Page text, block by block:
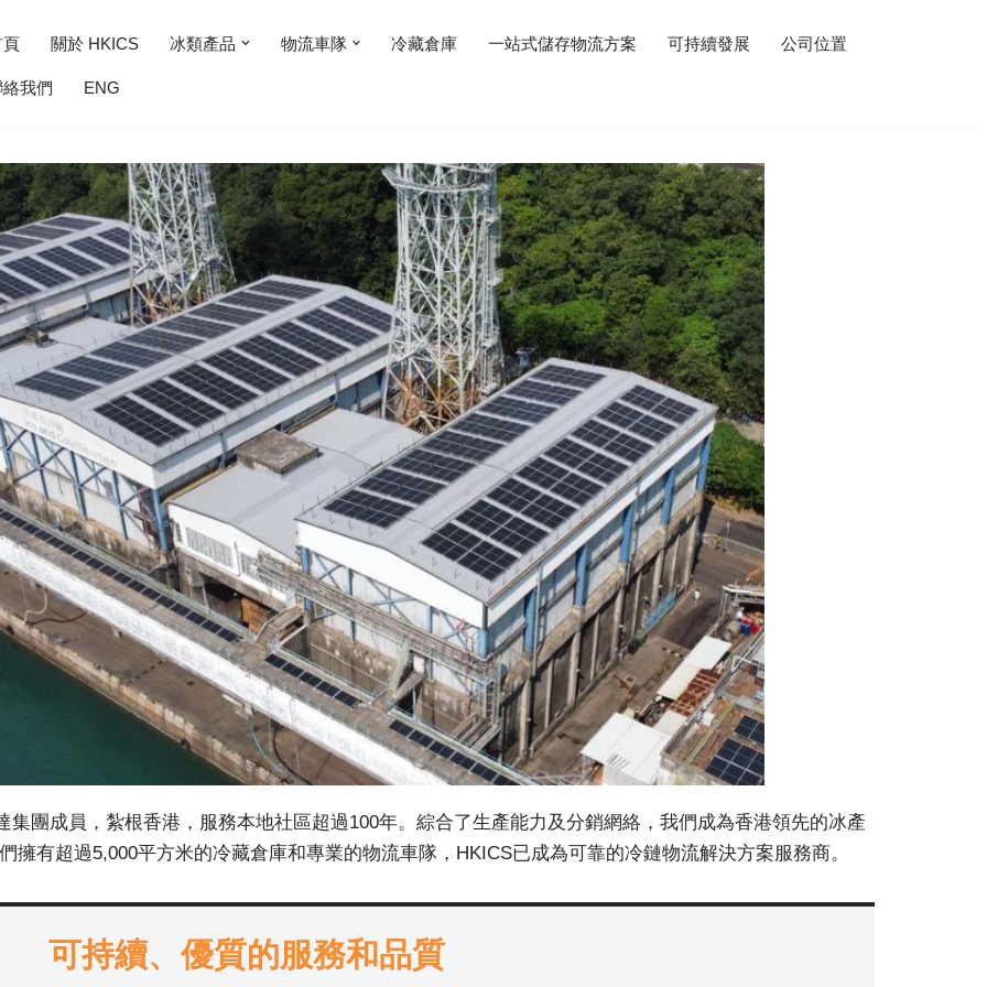
頁 關於 HKICS 冰類產品 物流車隊 冷藏倉庫 一站式儲存物流方案 可持續發展 公司位置
我們 ENG
團成員，紮根香港，服務本地社區超過100年。綜合了生產能力及分銷網絡，我們成為香港領先的冰產
有超過5,000平方米的冷藏倉庫和專業的物流車隊，HKICS已成為可靠的冷鏈物流解決方案服務商。
可持續、優質的服務和品質